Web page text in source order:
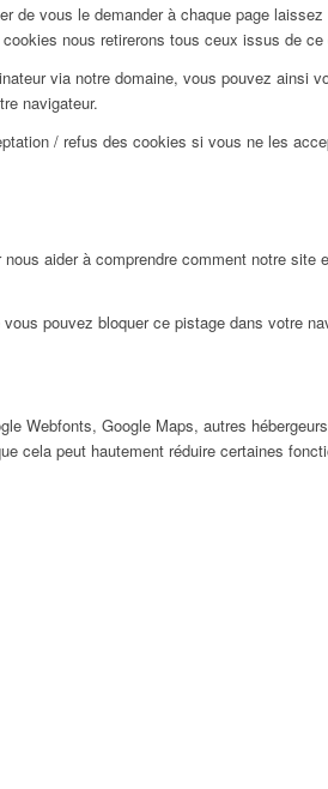
de vous le demander à chaque page
nous retirerons tous ceux issus de ce
via notre domaine, vous pouvez
navigateur.
/ refus des cookies si vous ne les
aider à comprendre comment notre
pouvez bloquer ce pistage dans votre
Webfonts, Google Maps, autres
cela peut hautement réduire certaines